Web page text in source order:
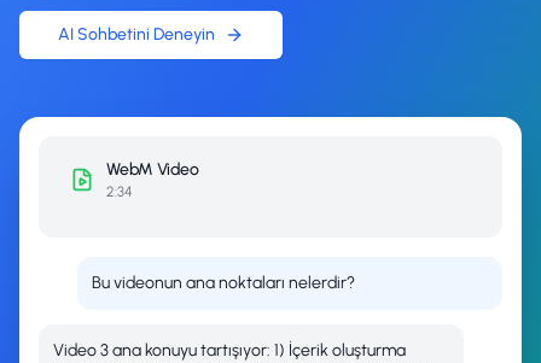
AI Sohbetini Deneyin
WebM Video
2:34
Bu videonun ana noktaları nelerdir?
Video 3 ana konuyu tartışıyor: 1) İçerik oluşturma